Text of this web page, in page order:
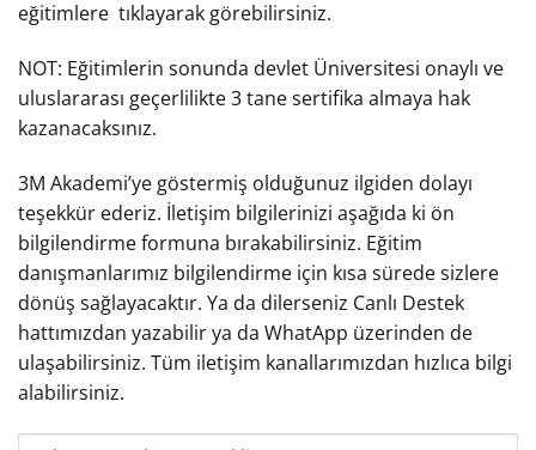
eğitimlere tıklayarak görebilirsiniz.
NOT: Eğitimlerin sonunda devlet Üniversitesi onaylı ve
uluslararası geçerlilikte 3 tane sertifika almaya hak
kazanacaksınız.
3M Akademi’ye göstermiş olduğunuz ilgiden dolayı
teşekkür ederiz. İletişim bilgilerinizi aşağıda ki ön
bilgilendirme formuna bırakabilirsiniz. Eğitim
danışmanlarımız bilgilendirme için kısa sürede sizlere
dönüş sağlayacaktır. Ya da dilerseniz Canlı Destek
hattımızdan yazabilir ya da WhatApp üzerinden de
ulaşabilirsiniz. Tüm iletişim kanallarımızdan hızlıca bilgi
alabilirsiniz.